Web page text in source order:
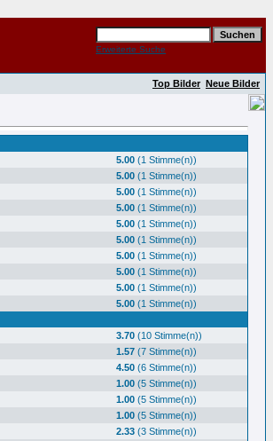
Erweiterte Suche
Top Bilder Neue Bilder
5.00 (1 Stimme(n))
5.00 (1 Stimme(n))
5.00 (1 Stimme(n))
5.00 (1 Stimme(n))
5.00 (1 Stimme(n))
5.00 (1 Stimme(n))
5.00 (1 Stimme(n))
5.00 (1 Stimme(n))
5.00 (1 Stimme(n))
5.00 (1 Stimme(n))
3.70 (10 Stimme(n))
1.57 (7 Stimme(n))
4.50 (6 Stimme(n))
1.00 (5 Stimme(n))
1.00 (5 Stimme(n))
1.00 (5 Stimme(n))
2.33 (3 Stimme(n))